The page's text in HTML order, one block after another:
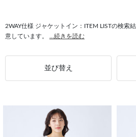
#ジャケットイン 長袖 #2WAY
#ジャケットイン バンドカラー
#2WAY仕様 普段使い #ジャケットイン 比
2WAY仕様 ジャケットイン：ITEM LISTの検索
意しています。
...続きを読む
並び替え